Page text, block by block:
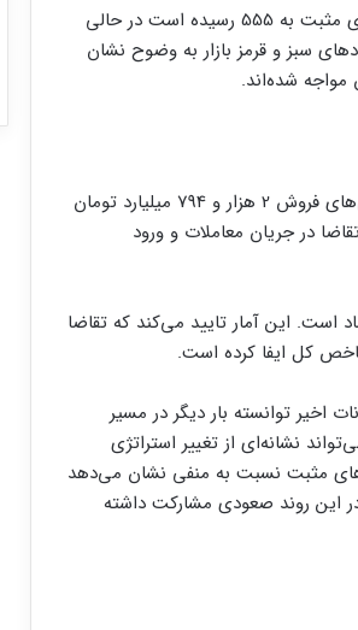
بررسی عملکرد نمادها در نیمه نخست معاملات امروز نشان می‌دهد تعداد نمادهای مثبت به 555 رسیده است در حالی
سبز و قرمز بازار به وضوح نشان
مواجه شده‌اند.
ارزش سفارش‌های خرید در این لحظه 2 هزار و 121 میلیارد تومان و ارزش سفارش‌های فروش 2 هزار و 794 میلیارد تومان
در جریان معاملات و ورود
خرید به 172 نماد رسیده در حالی که تعداد صف‌های فروش 111 نماد است. این آمار تایید می‌کند که تقاضا
کل ایفا کرده است.
توانسته بار دیگر در مسیر
نشانه‌ای از تغییر استراتژی
مثبت نسبت به منفی نشان می‌دهد
این روند صعودی مشارکت داشته